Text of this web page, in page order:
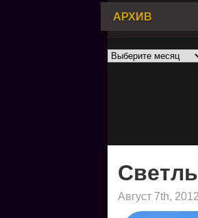
АРХИВ
Август 7th,